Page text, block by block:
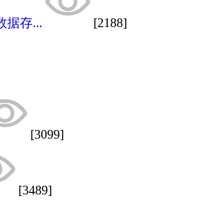
据存... [2188]
[3099]
[3489]